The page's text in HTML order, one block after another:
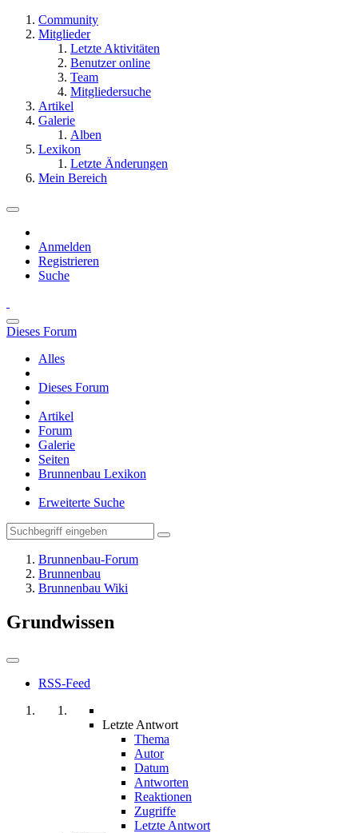
Community
Mitglieder
Letzte Aktivitäten
Benutzer online
Team
Mitgliedersuche
Artikel
Galerie
Alben
Lexikon
Letzte Änderungen
Mein Bereich
Anmelden
Registrieren
Suche
Dieses Forum
Alles
Dieses Forum
Artikel
Forum
Galerie
Seiten
Brunnenbau Lexikon
Erweiterte Suche
Brunnenbau-Forum
Brunnenbau
Brunnenbau Wiki
Grundwissen
RSS-Feed
Letzte Antwort
Thema
Autor
Datum
Antworten
Reaktionen
Zugriffe
Letzte Antwort